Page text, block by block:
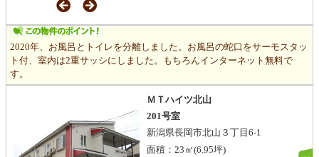
2020年、お風呂とトイレを分離しました。お風呂の蛇口をサーモスタッ
ト付、室内は2重サッシにしました。もちろんインターネット無料で
す。
ＭＴハイツ北山
201号室
新潟県長岡市北山３丁目6-1
面積： 23㎡(6.95坪)